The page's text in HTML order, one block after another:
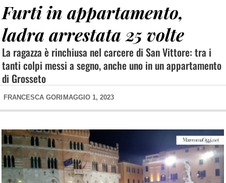
Furti in appartamento,
ladra arrestata 25 volte
La ragazza è rinchiusa nel carcere di San Vittore: tra i
tanti colpi messi a segno, anche uno in un appartamento
di Grosseto
FRANCESCA GORI MAGGIO 1, 2023